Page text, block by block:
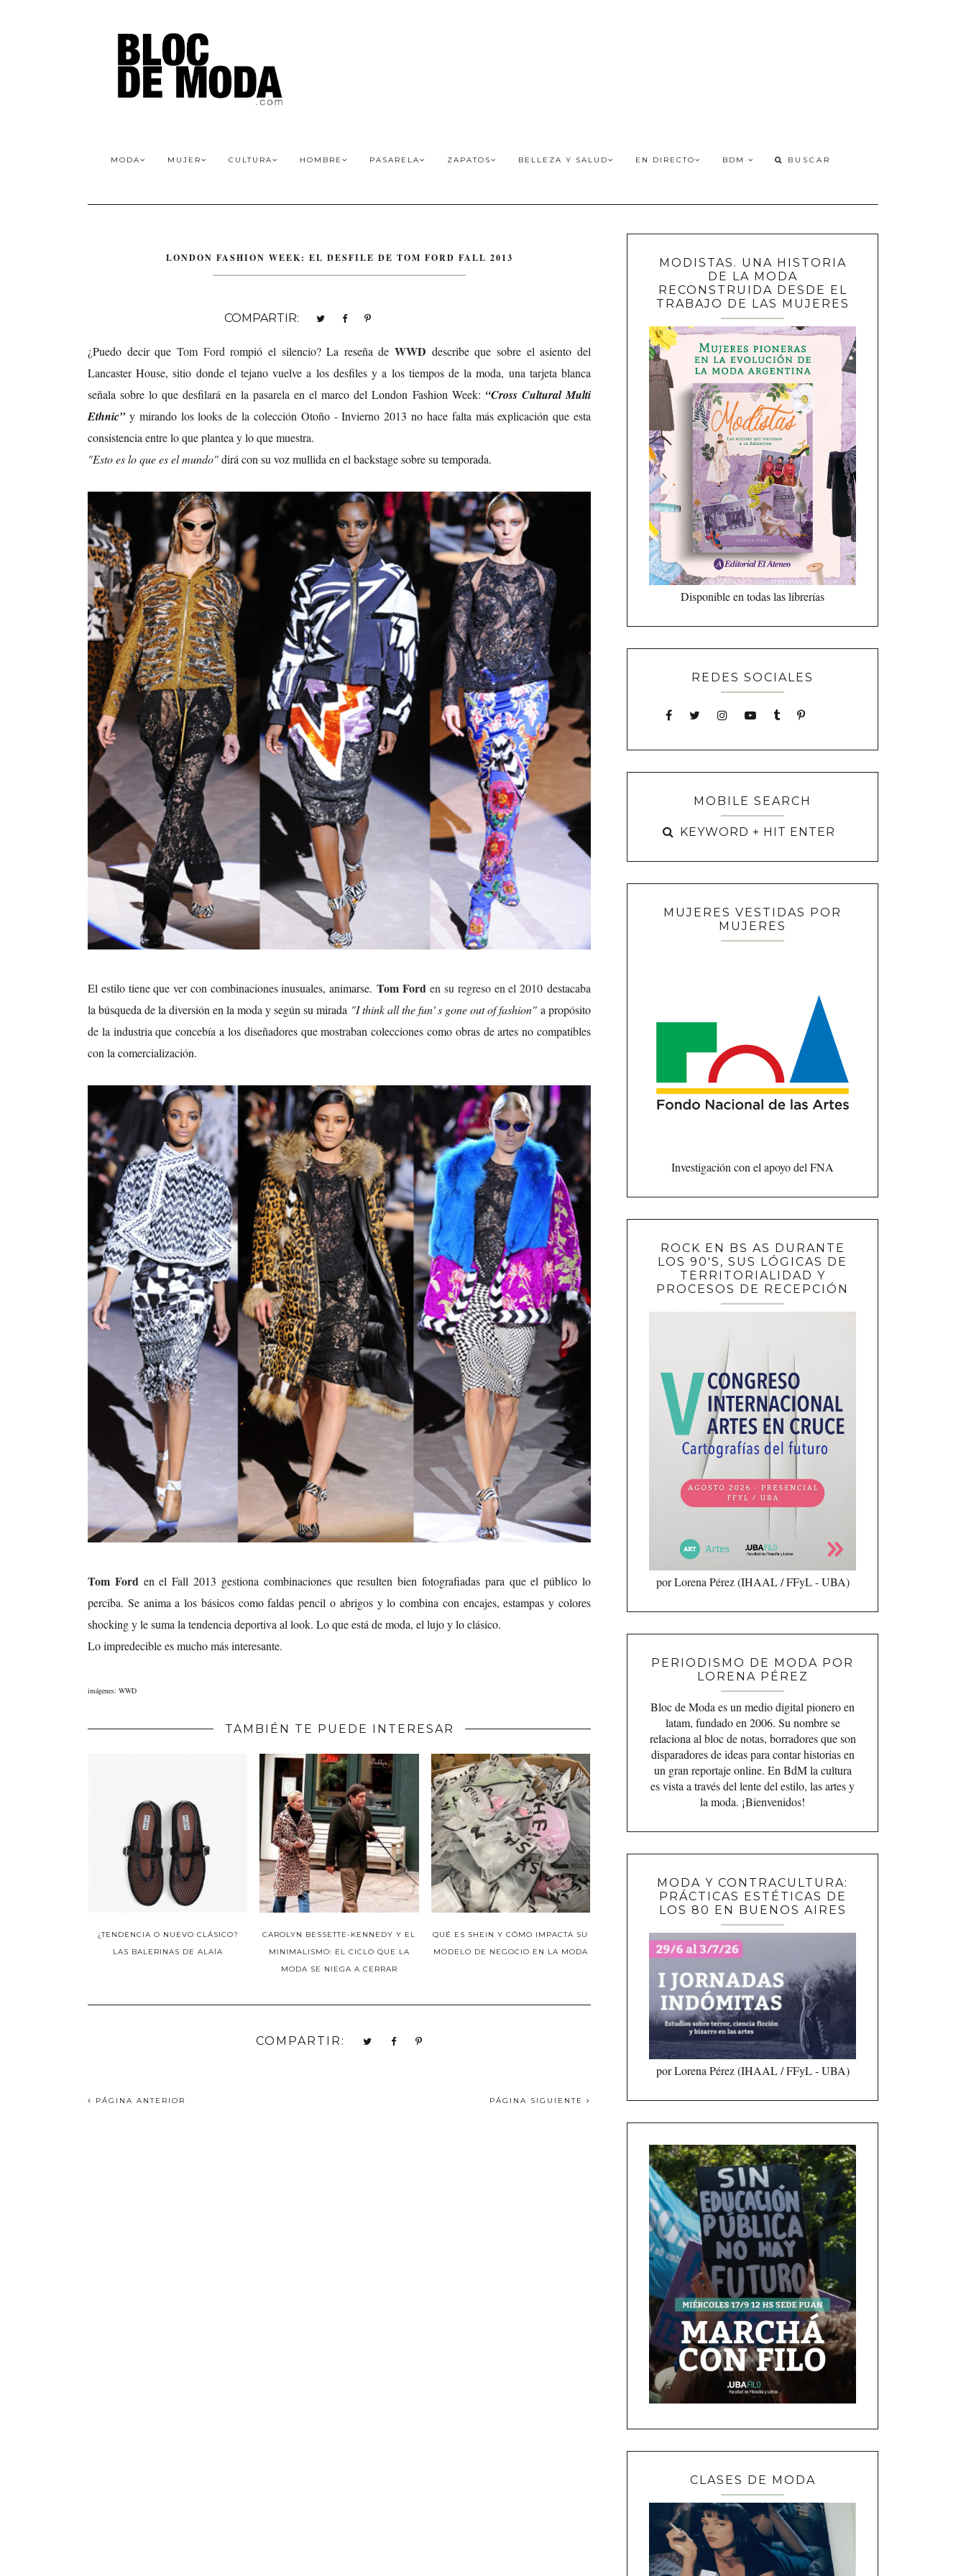
MODA MUJER CULTURA HOMBRE PASARELA ZAPATOS BELLEZA Y SALUD EN DIRECTO BDM
LONDON FASHION WEEK: EL DESFILE DE TOM FORD FALL 2013
COMPARTIR:
¿Puedo decir que Tom Fordrompió el silencio? La reseña deWWD describe que sobre el asiento del
Lancaster House, sitio donde el tejano vuelve a los desfiles y a los tiempos de la moda, una tarjeta blanca
señala sobre lo que desfilará en la pasarela en el marco del London Fashion Week: “Cross Cultural Multi
Ethnic” y mirando los looks de la colección Otoño - Invierno 2013 no hace falta más explicación que esta
consistencia entre lo que plantea y lo que muestra.
"Esto es lo que es el mundo"dirá con su voz mullida en el backstage sobre su temporada.
El estilo tiene que ver con combinaciones inusuales, animarse. Tom Ford en su regreso en el 2010 destacaba
la búsqueda de la diversión en la moda y según su mirada "I think all the fun' s gone out of fashion" a propósito
de la industria que concebía a los diseñadores que mostraban colecciones como obras de artes no compatibles
con la comercialización.
Tom Ford en el Fall 2013 gestiona combinaciones que resulten bien fotografiadas para que el público lo
perciba. Se anima a los básicos como faldas pencil o abrigos y lo combina con encajes, estampas y colores
shocking y le suma la tendencia deportiva al look. Lo que está de moda, el lujo y lo clásico.
Lo impredecible es mucho más interesante.
imágenes: WWD
TAMBIÉN TE PUEDE INTERESAR
¿TENDENCIA O NUEVO CLÁSICO?
LAS BALERINAS DE ALAÏA
CAROLYN BESSETTE-KENNEDY Y EL
MINIMALISMO: EL CICLO QUE LA
MODA SE NIEGA A CERRAR
QUÉ ES SHEIN Y CÓMO IMPACTA SU
MODELO DE NEGOCIO EN LA MODA
COMPARTIR:
PÁGINA ANTERIOR PÁGINA SIGUIENTE
MODISTAS. UNA HISTORIA
DE LA MODA
RECONSTRUIDA DESDE EL
TRABAJO DE LAS MUJERES
Disponible en todas las librerías
REDES SOCIALES
MOBILE SEARCH
MUJERES VESTIDAS POR
MUJERES
Investigación con el apoyo del FNA
ROCK EN BS AS DURANTE
LOS 90'S, SUS LÓGICAS DE
TERRITORIALIDAD Y
PROCESOS DE RECEPCIÓN
por Lorena Pérez (IHAAL / FFyL - UBA)
PERIODISMO DE MODA POR
LORENA PÉREZ
Bloc de Moda es un medio digital pionero en
latam, fundado en 2006. Su nombre se
relaciona al bloc de notas, borradores que son
disparadores de ideas para contar historias en
un gran reportaje online. En BdM la cultura
es vista a través del lente del estilo, las artes y
la moda. ¡Bienvenidos!
MODA Y CONTRACULTURA:
PRÁCTICAS ESTÉTICAS DE
LOS 80 EN BUENOS AIRES
por Lorena Pérez (IHAAL / FFyL - UBA)
CLASES DE MODA